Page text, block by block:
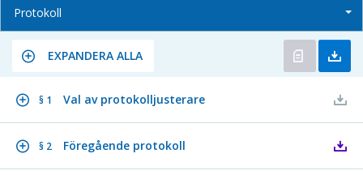
Protokoll
EXPANDERA ALLA
§ 1 Val av protokolljusterare
§ 2 Föregående protokoll